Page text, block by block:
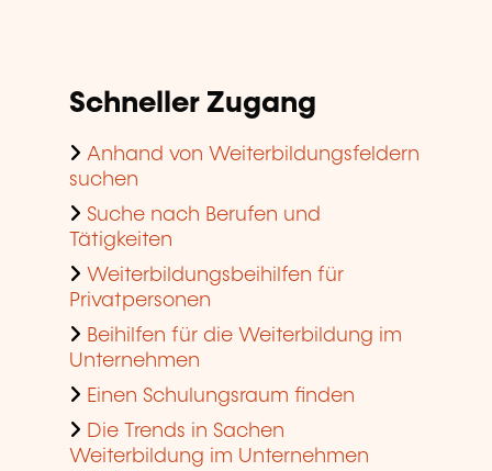
Schneller Zugang
Anhand von Weiterbildungsfeldern
suchen
Suche nach Berufen und
Tätigkeiten
Weiterbildungsbeihilfen für
Privatpersonen
Beihilfen für die Weiterbildung im
Unternehmen
Einen Schulungsraum finden
Die Trends in Sachen
Weiterbildung im Unternehmen